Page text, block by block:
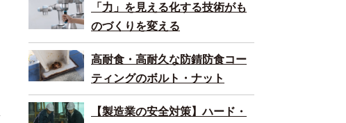
「力」を見える化する技術がも
のづくりを変える
高耐食・高耐久な防錆防食コー
ティングのボルト・ナット
【製造業の安全対策】ハード・